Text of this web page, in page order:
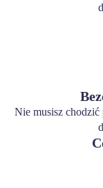
Nie musisz